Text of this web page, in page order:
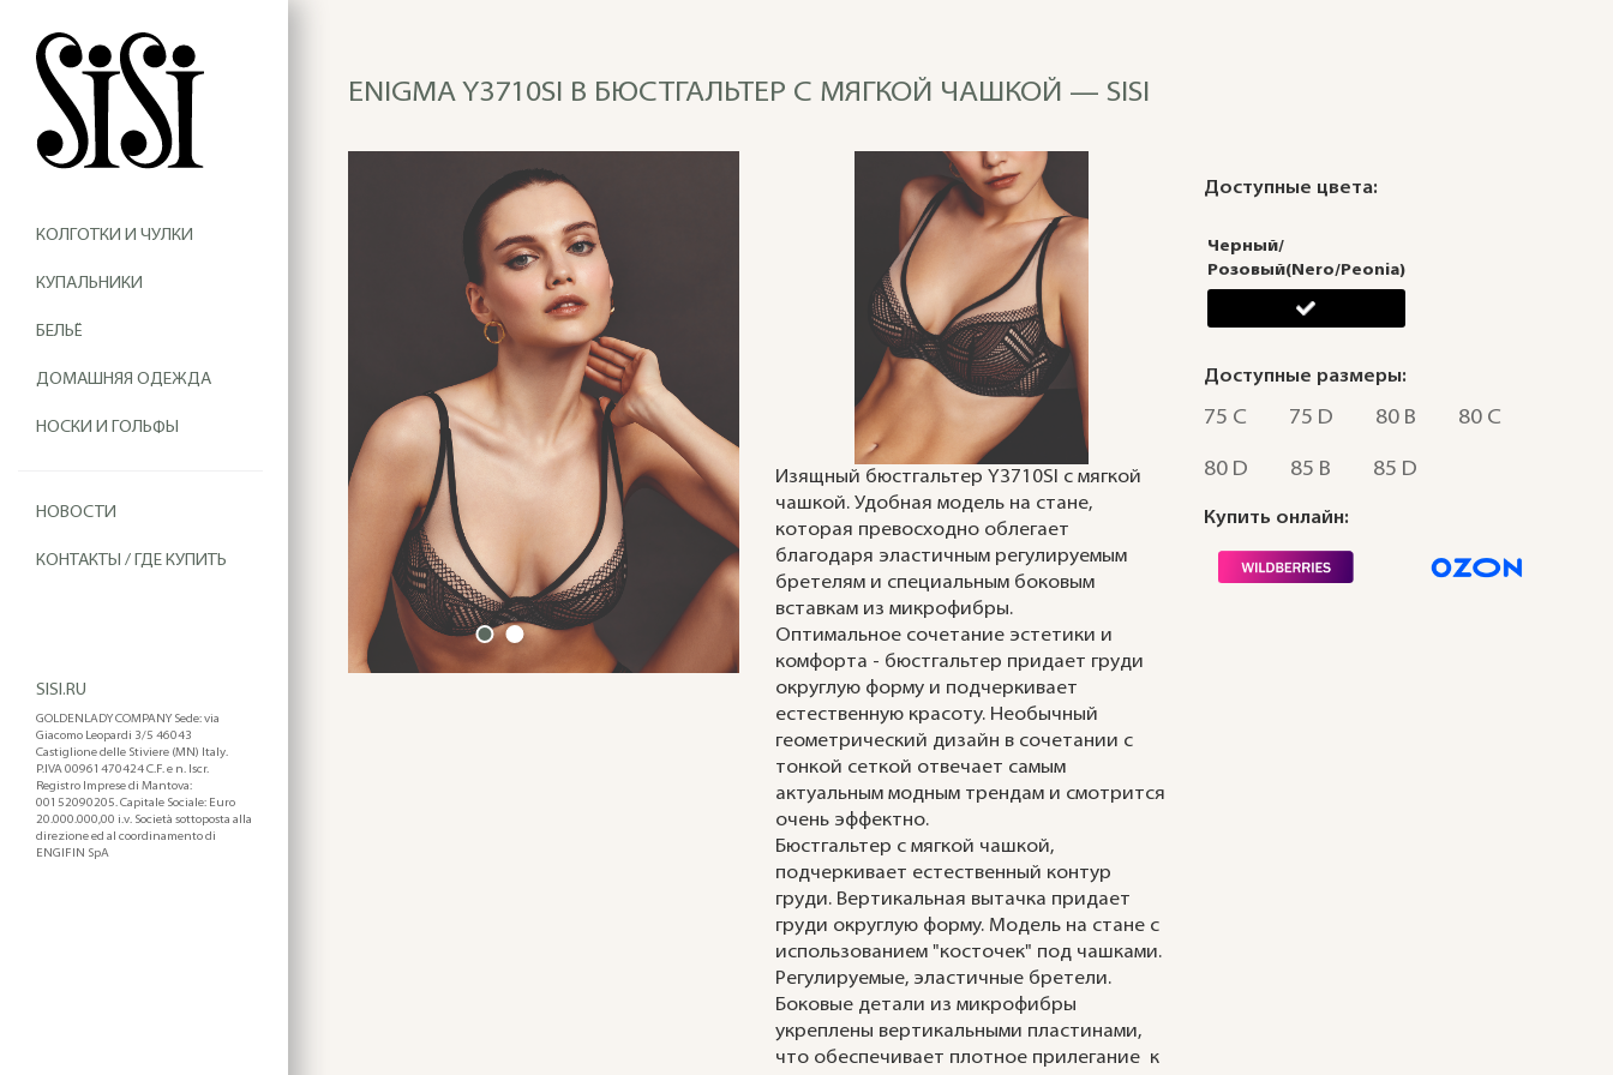
КОЛГОТКИ И ЧУЛКИ
КУПАЛЬНИКИ
БЕЛЬЁ
ДОМАШНЯЯ ОДЕЖДА
НОСКИ И ГОЛЬФЫ
НОВОСТИ
КОНТАКТЫ / ГДЕ КУПИТЬ
SISI.RU
GOLDENLADY COMPANY Sede: via
Giacomo Leopardi 3/5 46043
Castiglione delle Stiviere (MN) Italy.
P.IVA 00961470424 C.F. e n. Iscr.
Registro Imprese di Mantova:
00152090205. Capitale Sociale: Euro
20.000.000,00 i.v. Società sottoposta alla
direzione ed al coordinamento di
ENGIFIN SpA
ENIGMA Y3710SI B БЮСТГАЛЬТЕР С МЯГКОЙ ЧАШКОЙ — SISI
Изящный бюстгальтер Y3710SI с мягкой
чашкой. Удобная модель на стане,
которая превосходно облегает
благодаря эластичным регулируемым
бретелям и специальным боковым
вставкам из микрофибры.
Оптимальное сочетание эстетики и
комфорта - бюстгальтер придает груди
округлую форму и подчеркивает
естественную красоту. Необычный
геометрический дизайн в сочетании с
тонкой сеткой отвечает самым
актуальным модным трендам и смотрится
очень эффектно.
Бюстгальтер с мягкой чашкой,
подчеркивает естественный контур
груди. Вертикальная вытачка придает
груди округлую форму. Модель на стане с
использованием "косточек" под чашками.
Регулируемые, эластичные бретели.
Боковые детали из микрофибры
укреплены вертикальными пластинами,
что обеспечивает плотное прилегание к
Доступные цвета:
Черный/
Розовый(Nero/Peonia)
Доступные размеры:
75 C 75 D 80 B 80 C
80 D 85 B 85 D
Купить онлайн: